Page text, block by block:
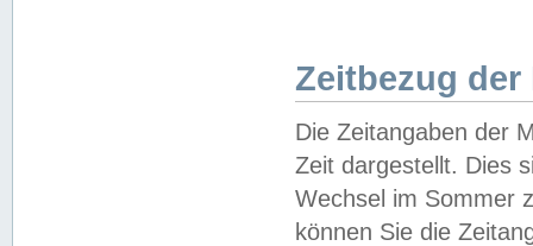
Zeitbezug der
Die Zeitangaben der
Zeit dargestellt. Dies
Wechsel im Sommer
können Sie die